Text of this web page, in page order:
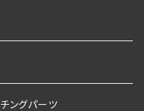
ングパーツ